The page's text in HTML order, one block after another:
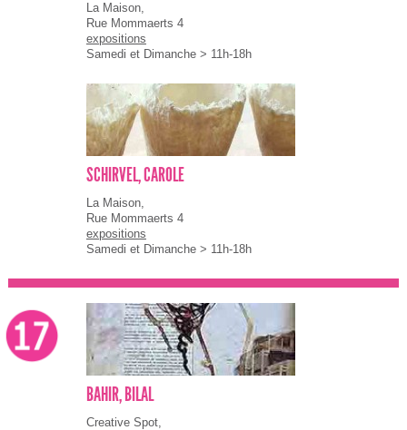
La Maison,
Rue Mommaerts 4
expositions
Samedi et Dimanche > 11h-18h
SCHIRVEL, CAROLE
La Maison,
Rue Mommaerts 4
expositions
Samedi et Dimanche > 11h-18h
BAHIR, BILAL
Creative Spot,